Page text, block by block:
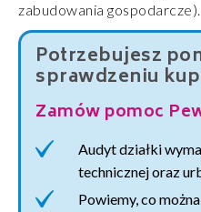
zabudowania gospodarcze).
Potrzebujesz
sprawdzeniu
Zamów pomoc
Audyt działki
technicznej oraz
Powiemy, co